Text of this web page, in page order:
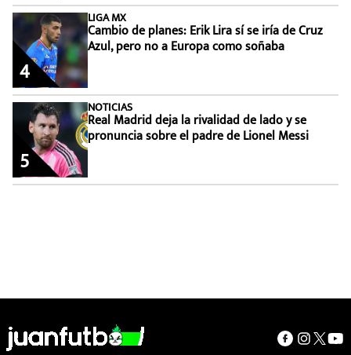
LIGA MX
Cambio de planes: Erik Lira sí se iría de Cruz
Azul, pero no a Europa como soñaba
4
NOTICIAS
Real Madrid deja la rivalidad de lado y se
pronuncia sobre el padre de Lionel Messi
5